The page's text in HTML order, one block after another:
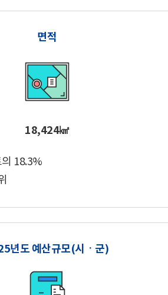
면적
18,424㎢
18.3%
년도 예산규모(시ㆍ군)